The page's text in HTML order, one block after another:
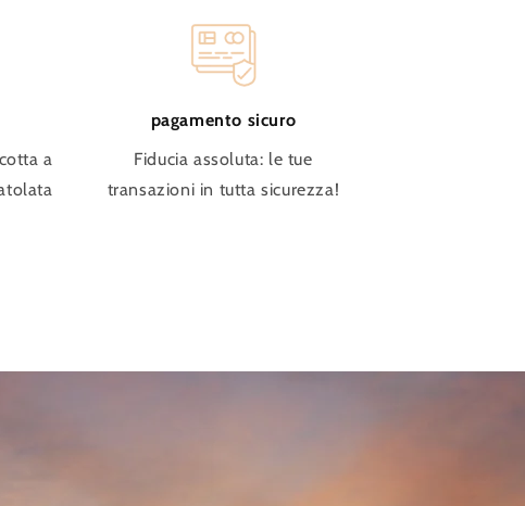
a
pagamento sicuro
Fiducia assoluta: le tue
transazioni in tutta sicurezza!